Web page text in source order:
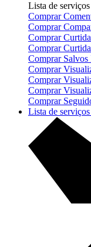
Lista de serviços
Comprar
Comprar
Comprar
Comprar
Comprar Salvos
Comprar
Comprar
Comprar
Comprar
Lista de